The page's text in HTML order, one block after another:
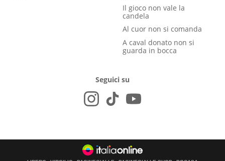
Il gioco non vale la
candela
Al cuor non si comanda
A caval donato non si
guarda in bocca
Seguici su